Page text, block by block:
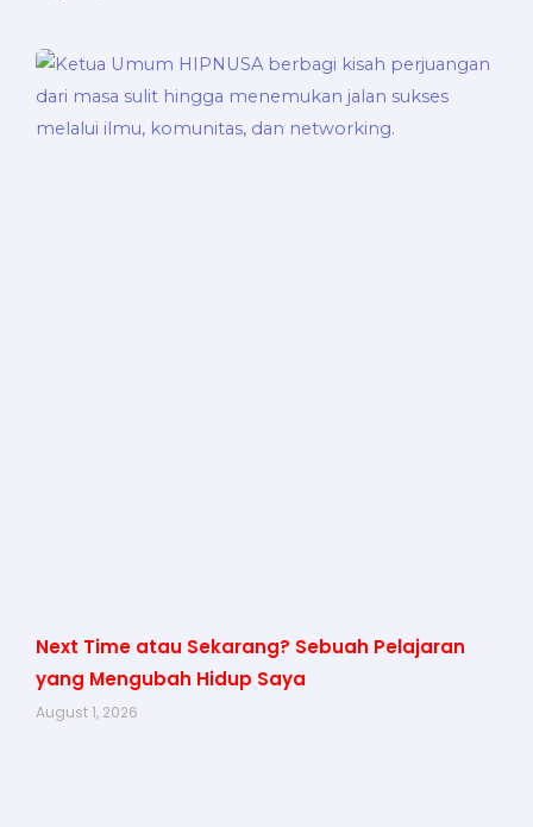
Next Time atau Sekarang? Sebuah Pelajaran
yang Mengubah Hidup Saya
August 1, 2026